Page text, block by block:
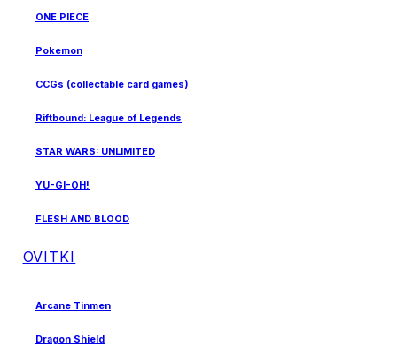
ONE PIECE
Pokemon
CCGs (collectable card games)
Riftbound: League of Legends
STAR WARS: UNLIMITED
YU-GI-OH!
FLESH AND BLOOD
OVITKI
Arcane Tinmen
Dragon Shield